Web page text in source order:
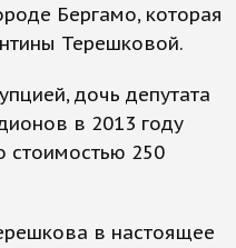
Бергамо, которая
Терешковой.
дочь депутата
в 2013 году
стоимостью 250
в настоящее